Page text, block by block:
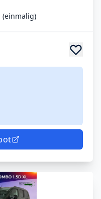
(einmalig)